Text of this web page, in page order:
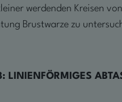
werdenden Kreisen
Brustwarze zu
LINIENFÖRMIGES